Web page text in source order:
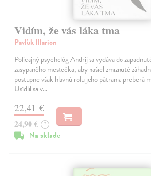
Vidím, že vás láka tma
Pavľuk Illarion
Policajný psychológ Andrij sa vydáva do
zasypaného mestečka, aby našiel zmiznuté
postupne však hlavnú rolu jeho pátrania preberá
Usídlil sa v…
22,41 €
24,90 € ?
Na sklade